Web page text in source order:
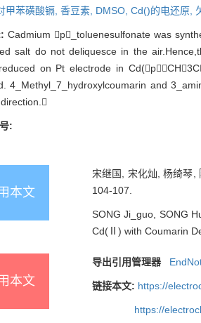
甲苯磺酸镉, 香豆素, DMSO, Cd()的电还原,
Cadmium p_toluenesulfonate was
salt do not deliquesce in the
on Pt electrode in
4_Methyl_7_hydroxylcoumarin and
:
本文
宋继国, 宋化灿, 杨绮琴
104-107.
SONG Ji_guo, SONG
Cd(Ⅱ) with Coumarin
本文
导出引用管理器
链接本文: https://
https://